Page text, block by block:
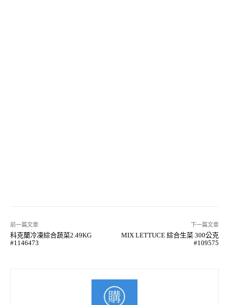
前一篇文章
科克蘭冷凍綜合蔬菜2.49KG
#1146473
下一篇文章
MIX LETTUCE 綜合生菜 300公克
#109575